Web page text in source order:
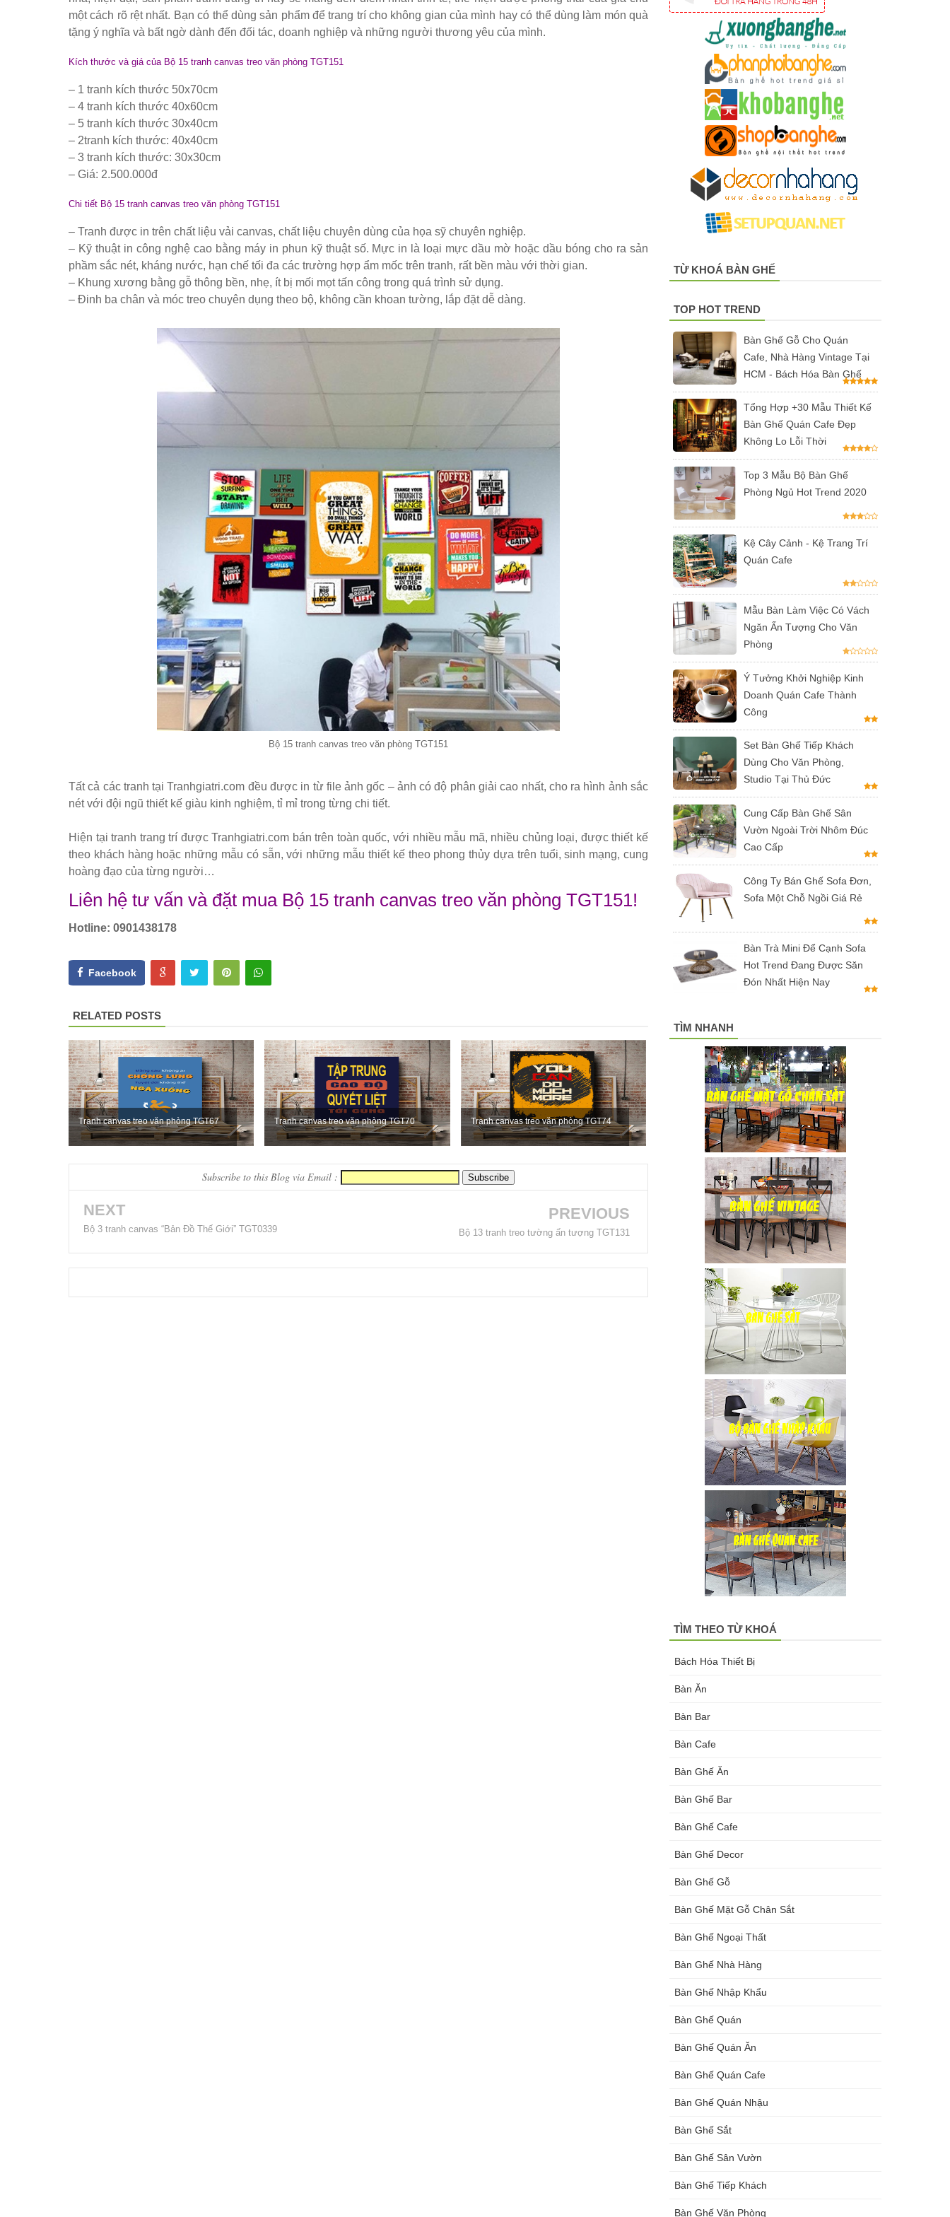
Bộ bàn ghế tiếp khách spa, nail, studio, văn phòng, căn hộ màu hồng
Ghế gaming, ghế streamer đẹp giá tốt tại HCM
Tổng hợp các mẫu chân bàn cafe, chân bàn decor, chân bàn inox, chân bàn ăn hot trend 2023
Ghế Eames chân gỗ bọc vải bố xanh xám GLM27- ghế dành cho quán cafe, cửa hàng tại Tp.HCM
Ghế chân xoay mặt ngồi đệm GLM48-ghế tiếp khách, văn phòng tại Tp.HCM
Bàn tròn cafe tiếp khách mặt đá trắng, đen, xám chân trụ thép sơn tĩnh điện màu đen, trắng
Bộ bàn tròn mặt đá chân mạ vàng ghế nhung xanh rêu, xanh coban tiếp khách sang trọng
một cách rõ rệt nhất. Bạn có thể dùng sản phẩm để trang trí cho không gian của mình hay có thể dùng làm món quà
tặng ý nghĩa và bất ngờ dành đến đối tác, doanh nghiệp và những người thương yêu của mình.
Kích thước và giá của Bộ 15 tranh canvas treo văn phòng TGT151
– 1 tranh kích thước 50x70cm
– 4 tranh kích thước 40x60cm
– 5 tranh kích thước 30x40cm
– 2tranh kích thước: 40x40cm
– 3 tranh kích thước: 30x30cm
– Giá: 2.500.000đ
Chi tiết Bộ 15 tranh canvas treo văn phòng TGT151
– Tranh được in trên chất liệu vải canvas, chất liệu chuyên dùng của họa sỹ chuyên nghiệp.
– Kỹ thuật in công nghệ cao bằng máy in phun kỹ thuật số. Mực in là loại mực dầu mờ hoặc dầu bóng cho ra sản
phầm sắc nét, kháng nước, hạn chế tối đa các trường hợp ẩm mốc trên tranh, rất bền màu với thời gian.
– Khung xương bằng gỗ thông bền, nhẹ, ít bị mối mọt tấn công trong quá trình sử dụng.
– Đinh ba chân và móc treo chuyên dụng theo bộ, không cần khoan tường, lắp đặt dễ dàng.
Bộ 15 tranh canvas treo văn phòng TGT151
Tất cả các tranh tại Tranhgiatri.com đều được in từ file ảnh gốc – ảnh có độ phân giải cao nhất, cho ra hình ảnh sắc
nét với đội ngũ thiết kế giàu kinh nghiệm, tỉ mỉ trong từng chi tiết.
Hiện tại tranh trang trí được Tranhgiatri.com bán trên toàn quốc, với nhiều mẫu mã, nhiều chủng loại, được thiết kế
theo khách hàng hoặc những mẫu có sẵn, với những mẫu thiết kế theo phong thủy dựa trên tuổi, sinh mạng, cung
hoàng đạo của từng người…
Liên hệ tư vấn và đặt mua Bộ 15 tranh canvas treo văn phòng TGT151!
Hotline: 0901438178
Facebook
RELATED POSTS
Tranh canvas treo văn phòng TGT67 Tranh canvas treo văn phòng TGT70 Tranh canvas treo văn phòng TGT74
Subscribe to this Blog via Email :
NEXT
Bộ 3 tranh canvas “Bản Đồ Thế Giới” TGT0339
PREVIOUS
Bộ 13 tranh treo tường ấn tượng TGT131
TỪ KHOÁ BÀN GHẾ
TOP HOT TREND
Bàn Ghế Gỗ Cho Quán
Cafe, Nhà Hàng Vintage Tại
HCM - Bách Hóa Bàn Ghế
Tổng Hợp +30 Mẫu Thiết Kế
Bàn Ghế Quán Cafe Đẹp
Không Lo Lỗi Thời
Top 3 Mẫu Bộ Bàn Ghế
Phòng Ngủ Hot Trend 2020
Kệ Cây Cảnh - Kệ Trang Trí
Quán Cafe
Mẫu Bàn Làm Việc Có Vách
Ngăn Ấn Tượng Cho Văn
Phòng
Ý Tưởng Khởi Nghiệp Kinh
Doanh Quán Cafe Thành
Công
Set Bàn Ghế Tiếp Khách
Dùng Cho Văn Phòng,
Studio Tại Thủ Đức
Cung Cấp Bàn Ghế Sân
Vườn Ngoài Trời Nhôm Đúc
Cao Cấp
Công Ty Bán Ghế Sofa Đơn,
Sofa Một Chỗ Ngồi Giá Rẻ
Bàn Trà Mini Để Cạnh Sofa
Hot Trend Đang Được Săn
Đón Nhất Hiện Nay
TÌM NHANH
TÌM THEO TỪ KHOÁ
Bách Hóa Thiết Bị
Bàn Ăn
Bàn Bar
Bàn Cafe
Bàn Ghế Ăn
Bàn Ghế Bar
Bàn Ghế Cafe
Bàn Ghế Decor
Bàn Ghế Gỗ
Bàn Ghế Mặt Gỗ Chân Sắt
Bàn Ghế Ngoại Thất
Bàn Ghế Nhà Hàng
Bàn Ghế Nhập Khẩu
Bàn Ghế Quán
Bàn Ghế Quán Ăn
Bàn Ghế Quán Cafe
Bàn Ghế Quán Nhậu
Bàn Ghế Sắt
Bàn Ghế Sân Vườn
Bàn Ghế Tiếp Khách
Bàn Ghế Văn Phòng